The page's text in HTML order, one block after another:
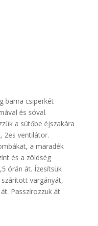
barna csiperkét
és sóval.
a sütőbe éjszakára
2es ventilátor.
a maradék
és a zöldség
órán át. Ízesítsük
vargányát,
Passzírozzuk át